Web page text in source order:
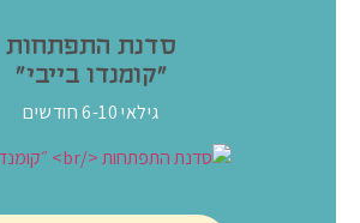
סדנת התפתחות
״קומנדו בייבי״
גילאי 6-10 חודשים